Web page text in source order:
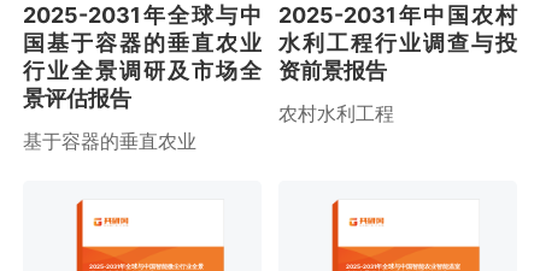
2025-2031年全球与中
国基于容器的垂直农业
行业全景调研及市场全
景评估报告
基于容器的垂直农业
2025-2031年中国农村
水利工程行业调查与投
资前景报告
农村水利工程
2025-2031年全球与中国智能微尘行业全景
2025-2031年全球与中国智能农业智能温室